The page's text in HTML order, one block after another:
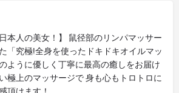
本人の美女！】 鼠径部のリンパマッサー
「究極!全身を使ったドキドキオイルマッ
ように優しく丁寧に最高の癒しをお届け
極上のマッサージで 身も心もトロトロに
頂けます！